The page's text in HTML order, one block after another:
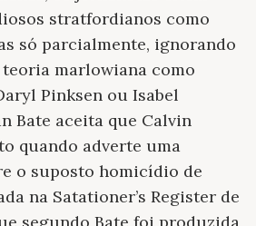
stratfordianos como
só parcialmente, ignorando
marlowiana como
Pinksen ou Isabel
Bate aceita que Calvin
quando adverte uma
o suposto homicídio de
na Satationer’s Register de